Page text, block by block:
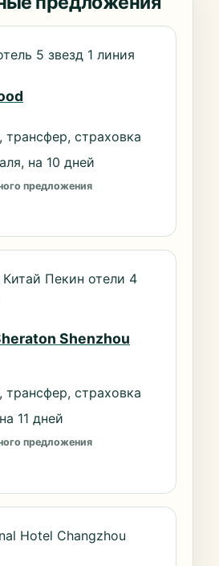
5 звезд 1 линия
трансфер, страховка
на 10 дней
предложения
Китай Пекин отели 4
Shenzhou
трансфер, страховка
11 дней
предложения
Hotel Changzhou